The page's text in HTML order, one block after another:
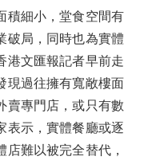
細小，堂食空間有
破局，同時也為實體
港文匯報記者早前走
現過往擁有寬敞樓面
賣專門店，或只有數
表示，實體餐廳或逐
難以被完全替代，